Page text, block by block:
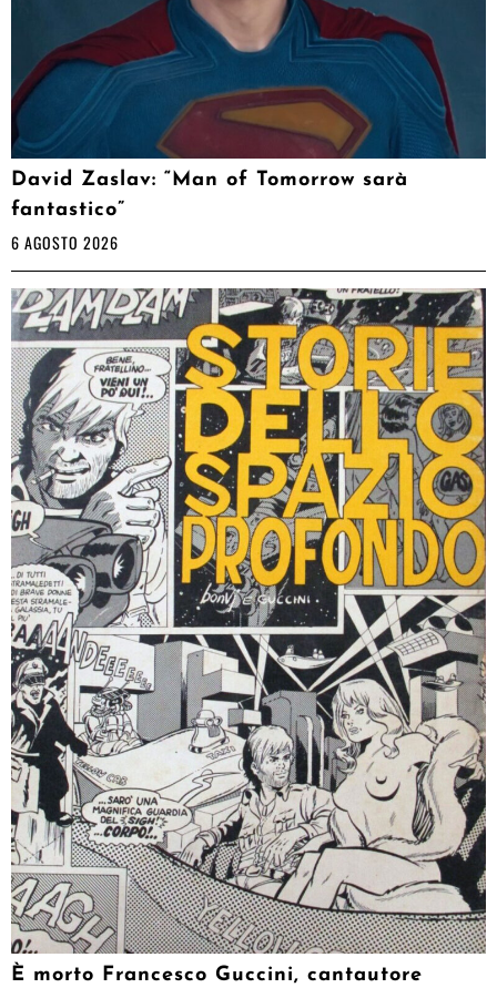
David Zaslav: “Man of Tomorrow sarà
fantastico”
6 AGOSTO 2026
È morto Francesco Guccini, cantautore